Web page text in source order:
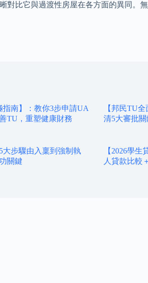
比它與過渡性房屋在各方面的異同。
南】：教你3步申請UA
TU，重塑健康財務
【邦民TU
清5大審批
大步驟由入稟到強制執
關鍵
【2026學
人貸款比較